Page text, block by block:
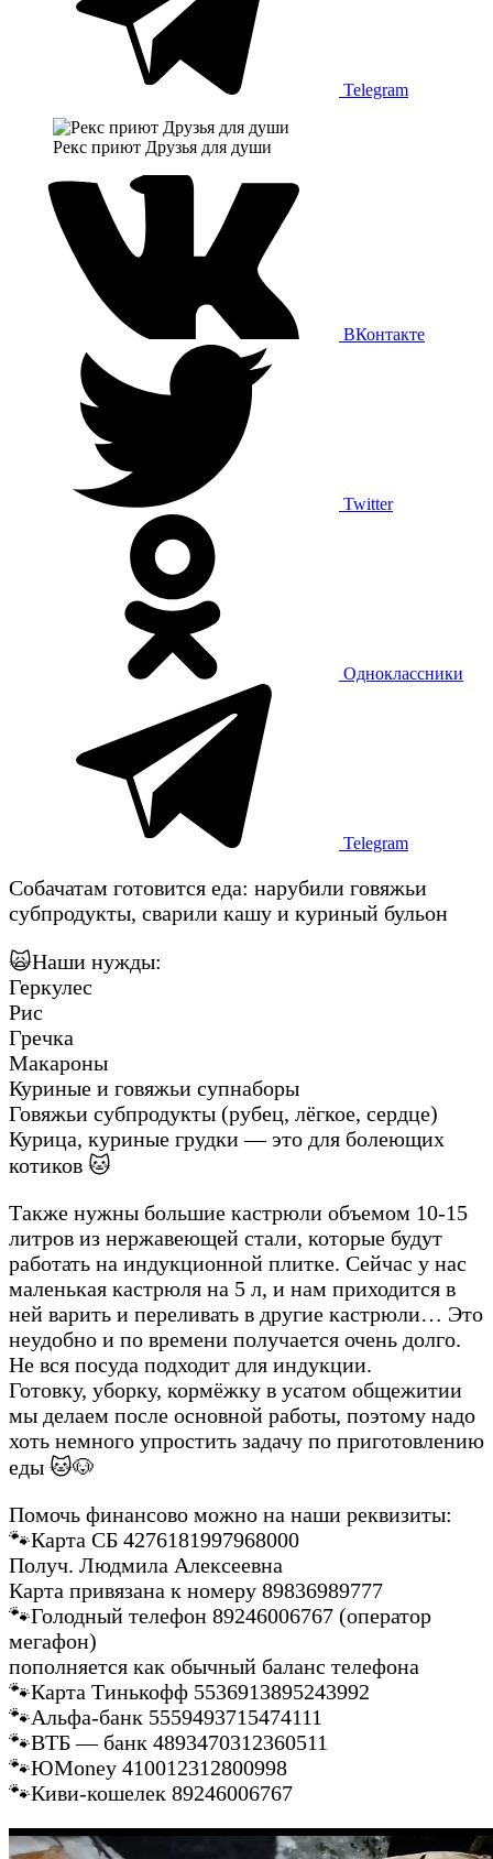
Telegram
Рекс приют Друзья для души
ВКонтакте
Twitter
Одноклассники
Telegram
Собачатам готовится еда: нарубили говяжьи
субпродукты, сварили кашу и куриный бульон
🙀Наши нужды:
Геркулес
Рис
Гречка
Макароны
Куриные и говяжьи супнаборы
Говяжьи субпродукты (рубец, лёгкое, сердце)
Курица, куриные грудки — это для болеющих
котиков 🐱
Также нужны большие кастрюли объемом 10-15
литров из нержавеющей стали, которые будут
работать на индукционной плитке. Сейчас у нас
маленькая кастрюля на 5 л, и нам приходится в
ней варить и переливать в другие кастрюли… Это
неудобно и по времени получается очень долго.
Не вся посуда подходит для индукции.
Готовку, уборку, кормёжку в усатом общежитии
мы делаем после основной работы, поэтому надо
хоть немного упростить задачу по приготовлению
еды 🐱🐶
Помочь финансово можно на наши реквизиты:
🐾Карта СБ 4276181997968000
Получ. Людмила Алексеевна
Карта привязана к номеру 89836989777
🐾Голодный телефон 89246006767 (оператор
мегафон)
пополняется как обычный баланс телефона
🐾Карта Тинькофф 5536913895243992
🐾Альфа-банк 5559493715474111
🐾ВТБ — банк 4893470312360511
🐾ЮMoney 410012312800998
🐾Киви-кошелек 89246006767